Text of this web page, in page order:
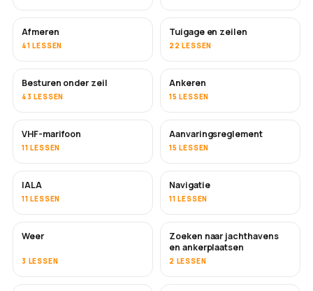
Afmeren
41 LESSEN
Tuigage en zeilen
22 LESSEN
Besturen onder zeil
43 LESSEN
Ankeren
15 LESSEN
VHF-marifoon
11 LESSEN
Aanvaringsreglement
15 LESSEN
IALA
11 LESSEN
Navigatie
11 LESSEN
Weer
3 LESSEN
Zoeken naar jachthavens
en ankerplaatsen
2 LESSEN